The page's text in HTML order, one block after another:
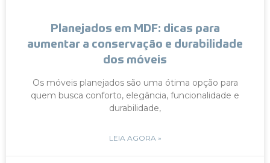
Planejados em MDF: dicas para
aumentar a conservação e durabilidade
dos móveis
Os móveis planejados são uma ótima opção para
quem busca conforto, elegância, funcionalidade e
durabilidade,
LEIA AGORA »